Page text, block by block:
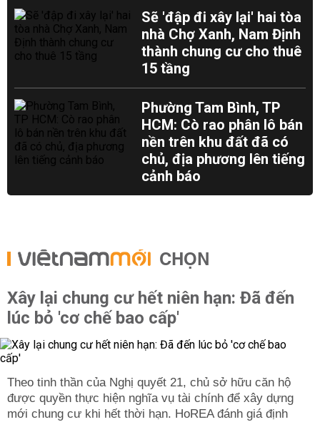
Sẽ 'đập đi xây lại' hai tòa
nhà Chợ Xanh, Nam Định
thành chung cư cho thuê
15 tầng
Phường Tam Bình, TP
HCM: Cò rao phân lô bán
nền trên khu đất đã có
chủ, địa phương lên tiếng
cảnh báo
CHỌN
Xây lại chung cư hết niên hạn: Đã đến
lúc bỏ 'cơ chế bao cấp'
Theo tinh thần của Nghị quyết 21, chủ sở hữu căn hộ
được quyền thực hiện nghĩa vụ tài chính để xây dựng
mới chung cư khi hết thời hạn. HoREA đánh giá định